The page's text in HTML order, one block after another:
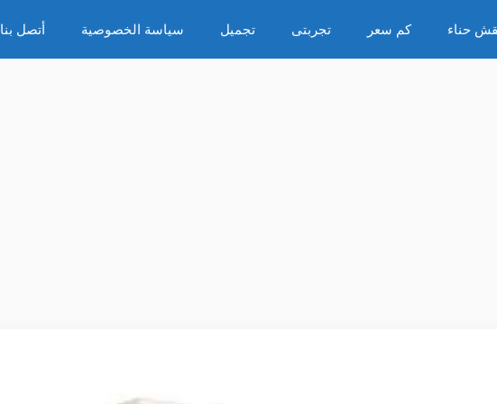
حناء كم سعر تجربتى تجميل سياسة الخصوصية أتصل بنا